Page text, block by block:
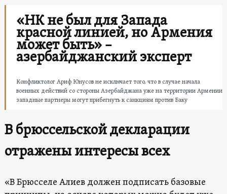
«НК не был для Запада
красной линией, но Армения
может быть» –
азербайджанский эксперт
Конфликтолог Ариф Юнусов не исключает того, что в случае начала
военных действий со стороны Азербайджана уже на территории Армении
западные партнеры могут прибегнуть к санкциям против Баку
В брюссельской декларации
отражены интересы всех
«В Брюсселе Алиев должен подписать базовые